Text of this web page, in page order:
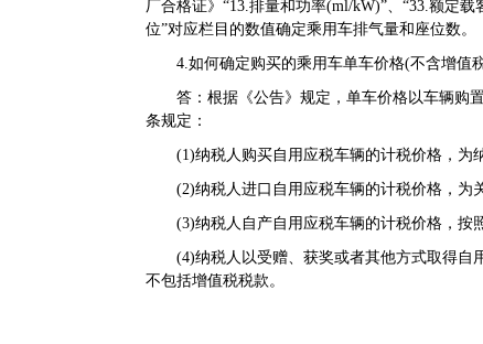
厂合格证》“13.排量和功率(ml/kW)”、“33.额定
位”对应栏目的数值确定乘用车排气量和座位数。
4.如何确定购买的乘用车单车价格(不含增值
答：根据《公告》规定，单车价格以车辆购
条规定：
(1)纳税人购买自用应税车辆的计税价格，为
(2)纳税人进口自用应税车辆的计税价格，为
(3)纳税人自产自用应税车辆的计税价格，按
(4)纳税人以受赠、获奖或者其他方式取得自用
不包括增值税税款。